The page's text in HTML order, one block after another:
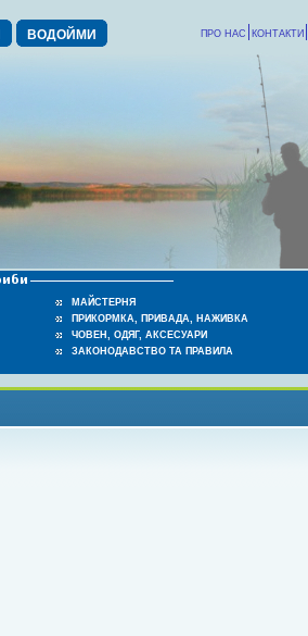
ВОДОЙМИ КОНТАКТИ
ПРО НАС
МАЙСТЕРНЯ
ПРИКОРМКА, ПРИВАДА, НАЖИВКА
ЧОВЕН, ОДЯГ, АКСЕСУАРИ
ЗАКОНОДАВСТВО ТА ПРАВИЛА